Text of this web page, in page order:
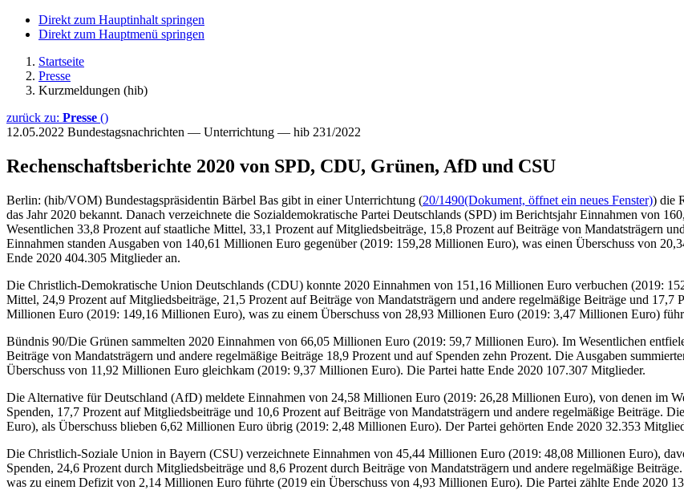
Direkt zum Hauptinhalt springen
Direkt zum Hauptmenü springen
Startseite
Presse
Kurzmeldungen (hib)
zurück zu: Presse ()
12.05.2022 Bundestagsnachrichten — Unterrichtung — hib 231/2022
Rechenschaftsberichte 2020 von SPD, CDU, Grünen, AfD und CSU
Berlin: (hib/VOM) Bundestagspräsidentin Bärbel Bas gibt in einer Unterrichtung (20/1490(Dokument, öffnet ein neues Fenster)) die
das Jahr 2020 bekannt. Danach verzeichnete die Sozialdemokratische Partei Deutschlands (SPD) im Berichtsjahr Einnahmen von
Wesentlichen 33,8 Prozent auf staatliche Mittel, 33,1 Prozent auf Mitgliedsbeiträge, 15,8 Prozent auf Beiträge von Mandatsträgern
Einnahmen standen Ausgaben von 140,61 Millionen Euro gegenüber (2019: 159,28 Millionen Euro), was einen Überschuss von
Ende 2020 404.305 Mitglieder an.
Die Christlich-Demokratische Union Deutschlands (CDU) konnte 2020 Einnahmen von 151,16 Millionen Euro verbuchen (2019:
Mittel, 24,9 Prozent auf Mitgliedsbeiträge, 21,5 Prozent auf Beiträge von Mandatsträgern und andere regelmäßige Beiträge und
Millionen Euro (2019: 149,16 Millionen Euro), was zu einem Überschuss von 28,93 Millionen Euro (2019: 3,47 Millionen Euro)
Bündnis 90/Die Grünen sammelten 2020 Einnahmen von 66,05 Millionen Euro (2019: 59,7 Millionen Euro). Im Wesentlichen
Beiträge von Mandatsträgern und andere regelmäßige Beiträge 18,9 Prozent und auf Spenden zehn Prozent. Die Ausgaben
Überschuss von 11,92 Millionen Euro gleichkam (2019: 9,37 Millionen Euro). Die Partei hatte Ende 2020 107.307 Mitglieder.
Die Alternative für Deutschland (AfD) meldete Einnahmen von 24,58 Millionen Euro (2019: 26,28 Millionen Euro), von denen im
Spenden, 17,7 Prozent auf Mitgliedsbeiträge und 10,6 Prozent auf Beiträge von Mandatsträgern und andere regelmäßige Beiträge.
Euro), als Überschuss blieben 6,62 Millionen Euro übrig (2019: 2,48 Millionen Euro). Der Partei gehörten Ende 2020 32.353
Die Christlich-Soziale Union in Bayern (CSU) verzeichnete Einnahmen von 45,44 Millionen Euro (2019: 48,08 Millionen Euro),
Spenden, 24,6 Prozent durch Mitgliedsbeiträge und 8,6 Prozent durch Beiträge von Mandatsträgern und andere regelmäßige
was zu einem Defizit von 2,14 Millionen Euro führte (2019 ein Überschuss von 4,93 Millionen Euro). Die Partei zählte Ende 2020